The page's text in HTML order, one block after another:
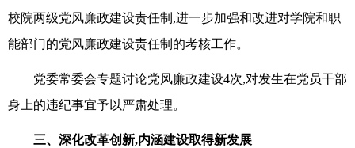
校院两级党风廉政建设责任制,进一步加强和改进对学院和职
能部门的党风廉政建设责任制的考核工作。
党委常委会专题讨论党风廉政建设4次,对发生在党员干部
身上的违纪事宜予以严肃处理。
三、深化改革创新,内涵建设取得新发展